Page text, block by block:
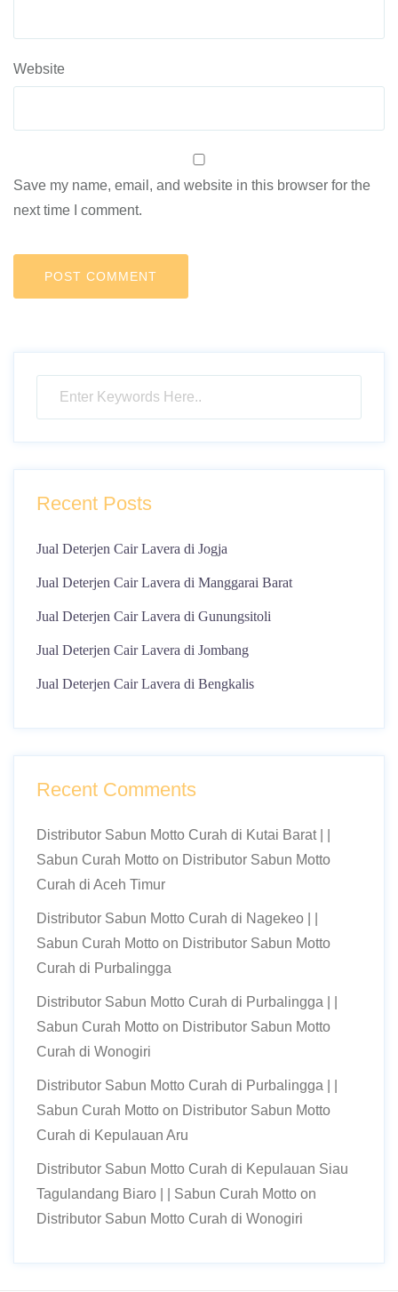
Website
Save my name, email, and website in this browser for the
next time I comment.
Recent Posts
Jual Deterjen Cair Lavera di Jogja
Jual Deterjen Cair Lavera di Manggarai Barat
Jual Deterjen Cair Lavera di Gunungsitoli
Jual Deterjen Cair Lavera di Jombang
Jual Deterjen Cair Lavera di Bengkalis
Recent Comments
Distributor Sabun Motto Curah di Kutai Barat | |
Sabun Curah Motto on Distributor Sabun Motto
Curah di Aceh Timur
Distributor Sabun Motto Curah di Nagekeo | |
Sabun Curah Motto on Distributor Sabun Motto
Curah di Purbalingga
Distributor Sabun Motto Curah di Purbalingga | |
Sabun Curah Motto on Distributor Sabun Motto
Curah di Wonogiri
Distributor Sabun Motto Curah di Purbalingga | |
Sabun Curah Motto on Distributor Sabun Motto
Curah di Kepulauan Aru
Distributor Sabun Motto Curah di Kepulauan Siau
Tagulandang Biaro | | Sabun Curah Motto on
Distributor Sabun Motto Curah di Wonogiri